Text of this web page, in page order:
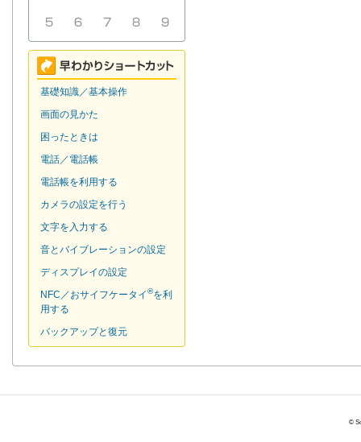
基礎知識／基本操作
画面の見かた
困ったときは
電話／電話帳
電話帳を利用する
カメラの設定を行う
文字を入力する
音とバイブレーションの設定
ディスプレイの設定
NFC／おサイフケータイ®を利
用する
バックアップと復元
©